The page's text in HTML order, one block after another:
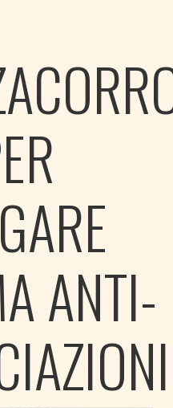
ANTI-